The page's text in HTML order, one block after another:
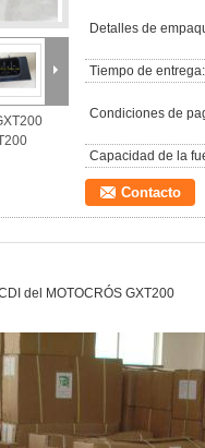
Detalles de
Tiempo de entrega:
Condiciones de
Capacidad de la
Contacto
del MOTOCRÓS GXT200